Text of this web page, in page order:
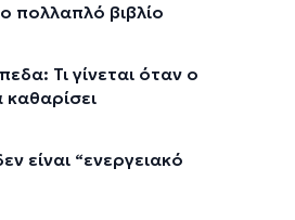
πολλαπλό βιβλίο
Τι γίνεται όταν ο
καθαρίσει
είναι “ενεργειακό